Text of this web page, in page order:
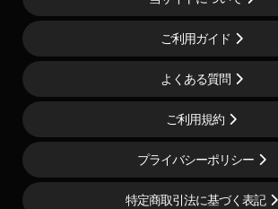
ご利用ガイド
よくある質問
ご利用規約
プライバシーポリシー
特定商取引法に基づく表記